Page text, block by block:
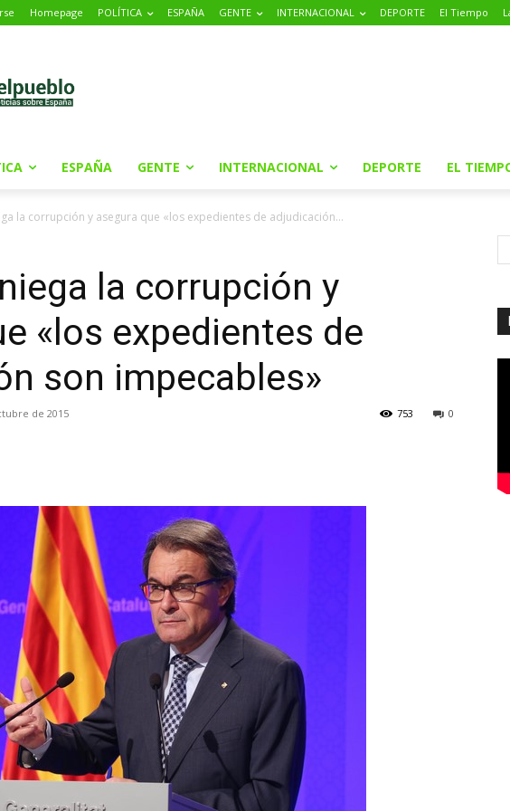
Homepage POLÍTICA ESPAÑA GENTE INTERNACIONAL DEPORTE El Tiempo
ESPAÑA GENTE INTERNACIONAL DEPORTE EL
la corrupción y asegura que «los expedientes de adjudicación...
la corrupción y
«los expedientes de
son impecables»
de 2015 0
753